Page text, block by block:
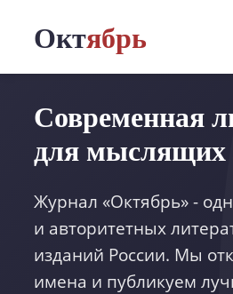
Октябрь
Современная
для мыслящих
Журнал «Октябрь» -
и авторитетных
изданий России. Мы
имена и публикуем